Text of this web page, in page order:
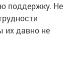
поддержку. Не
их давно не